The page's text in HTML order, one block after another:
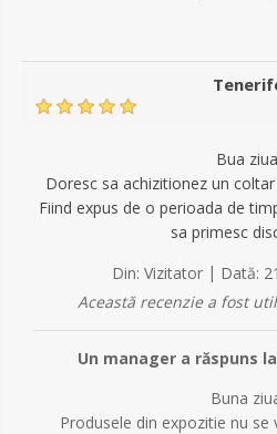
Bua
Doresc sa achizitionez un
Fiind expus de o perioada de
sa primesc
Din: Vizitator | Dată:
Această recenzie a fost
Un manager a răspuns
Buna
Produsele din expozitie nu